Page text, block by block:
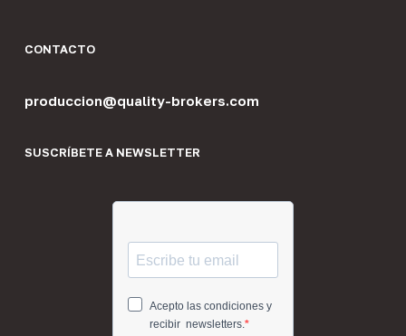
CONTACTO
produccion@quality-brokers.com
SUSCRÍBETE A NEWSLETTER